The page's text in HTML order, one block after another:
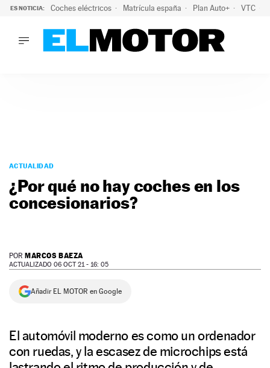
ES NOTICIA: Coches eléctricos Matrícula españa Plan Auto+ VTC
PODCAST
MOTOS
TECNOLOGÍA
SERVICIOS
NEWSLETTER
ACTUALIDAD
¿Por qué no hay coches en los
concesionarios?
POR MARCOS BAEZA
ACTUALIZADO 06 OCT 21 - 16: 05
Añadir EL MOTOR en Google
El automóvil moderno es como un ordenador
con ruedas, y la escasez de microchips está